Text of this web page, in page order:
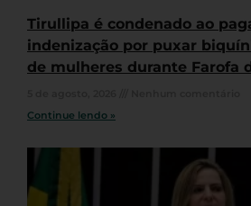
Tirullipa é condenado ao
indenização por puxar
de mulheres durante Farofa
Continue lendo »